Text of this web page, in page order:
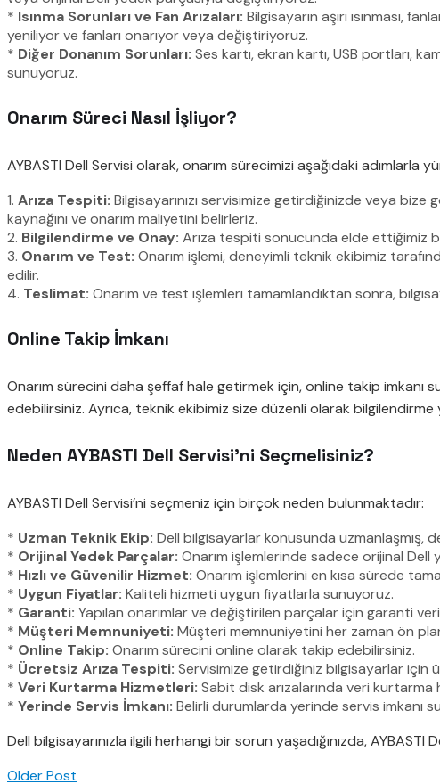
* Isınma Sorunları ve Fan Arızaları: Bilgisayarın aşırı ısınması,
yeniliyor ve fanları onarıyor veya değiştiriyoruz.
* Diğer Donanım Sorunları: Ses kartı, ekran kartı, USB portları,
sunuyoruz.
Onarım Süreci Nasıl İşliyor?
AYBASTI Dell Servisi olarak, onarım sürecimizi aşağıdaki adımlarla
1. Arıza Tespiti: Bilgisayarınızı servisimize getirdiğinizde veya
kaynağını ve onarım maliyetini belirleriz.
2. Bilgilendirme ve Onay: Arıza tespiti sonucunda elde ettiğimiz
3. Onarım ve Test: Onarım işlemi, deneyimli teknik ekibimiz
edilir.
4. Teslimat: Onarım ve test işlemleri tamamlandıktan sonra,
Online Takip İmkanı
Onarım sürecini daha şeffaf hale getirmek için, online takip imkanı
edebilirsiniz. Ayrıca, teknik ekibimiz size düzenli olarak bilgilendirme
Neden AYBASTI Dell Servisi’ni Seçmelisiniz?
AYBASTI Dell Servisi’ni seçmeniz için birçok neden bulunmaktadır:
* Uzman Teknik Ekip: Dell bilgisayarlar konusunda uzmanlaşmış,
* Orijinal Yedek Parçalar: Onarım işlemlerinde sadece orijinal Dell
* Hızlı ve Güvenilir Hizmet: Onarım işlemlerini en kısa sürede
* Uygun Fiyatlar: Kaliteli hizmeti uygun fiyatlarla sunuyoruz.
* Garanti: Yapılan onarımlar ve değiştirilen parçalar için garanti
* Müşteri Memnuniyeti: Müşteri memnuniyetini her zaman ön
* Online Takip: Onarım sürecini online olarak takip edebilirsiniz.
* Ücretsiz Arıza Tespiti: Servisimize getirdiğiniz bilgisayarlar için
* Veri Kurtarma Hizmetleri: Sabit disk arızalarında veri
* Yerinde Servis İmkanı: Belirli durumlarda yerinde servis imkanı
Dell bilgisayarınızla ilgili herhangi bir sorun yaşadığınızda,
Older Post